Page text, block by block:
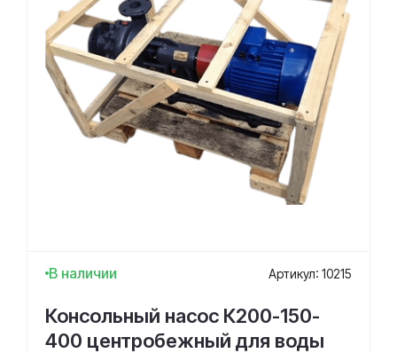
В наличии Артикул: 10215
Консольный насос К200-150-
400 центробежный для воды